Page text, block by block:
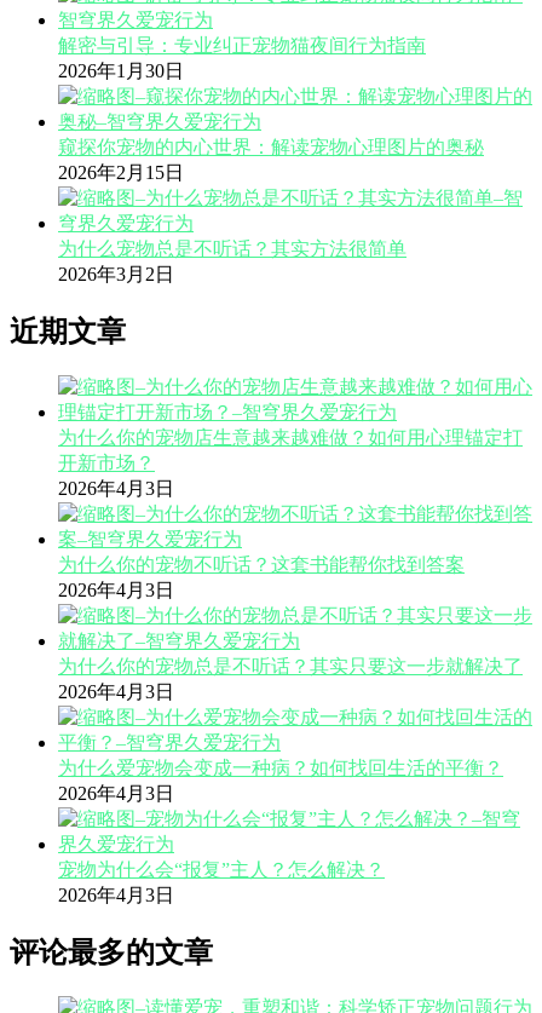
解密与引导：专业纠正宠物猫夜间行为指南
2026年1月30日
窥探你宠物的内心世界：解读宠物心理图片的奥秘
2026年2月15日
为什么宠物总是不听话？其实方法很简单
2026年3月2日
近期文章
为什么你的宠物店生意越来越难做？如何用心理锚定打
开新市场？
2026年4月3日
为什么你的宠物不听话？这套书能帮你找到答案
2026年4月3日
为什么你的宠物总是不听话？其实只要这一步就解决了
2026年4月3日
为什么爱宠物会变成一种病？如何找回生活的平衡？
2026年4月3日
宠物为什么会“报复”主人？怎么解决？
2026年4月3日
评论最多的文章